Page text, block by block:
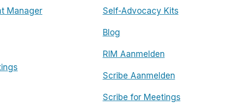
Manager
Self-Advocacy Kits
Blog
RIM Aanmelden
Scribe Aanmelden
Scribe for Meetings